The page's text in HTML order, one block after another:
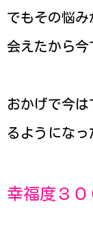
でもその悩み
会えたから今
おかげで今
るようになっ
幸福度３０